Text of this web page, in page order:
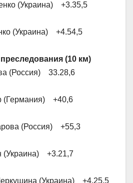
(Украина) +3.35,5
(Украина) +4.54,5
(10 км)
(Россия) 33.28,6
(Германия) +40,6
(Россия) +55,3
(Украина) +3.21,7
(Украина) +4.25,5